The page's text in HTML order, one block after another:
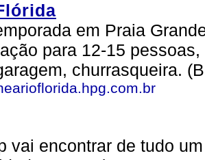
em Praia
para 12-15
churrasqueira.
vai encontrar de tudo